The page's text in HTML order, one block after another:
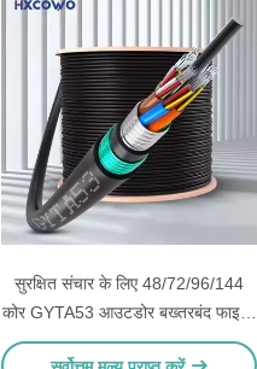
सुरक्षित संचार के लिए 48/72/96/144
कोर GYTA53 आउटडोर बख्तरबंद फाइबर
ऑप्टिक केबल